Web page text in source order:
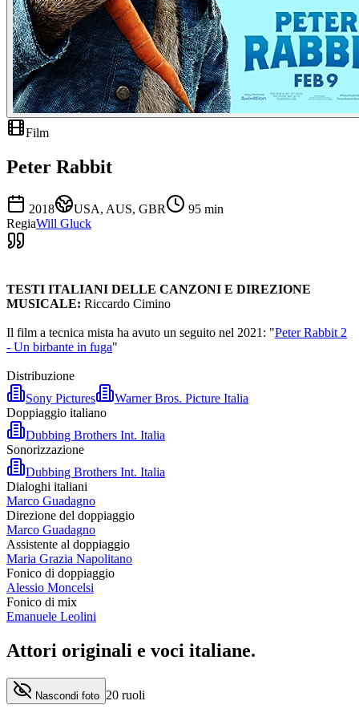
Film
Peter Rabbit
2018 USA, AUS, GBR 95 min
RegiaWill Gluck
TESTI ITALIANI DELLE CANZONI E DIREZIONE
MUSICALE: Riccardo Cimino
Il film a tecnica mista ha avuto un seguito nel 2021: "Peter Rabbit 2
- Un birbante in fuga"
Distribuzione
Sony Pictures
Warner Bros. Picture Italia
Doppiaggio italiano
Dubbing Brothers Int. Italia
Sonorizzazione
Dubbing Brothers Int. Italia
Dialoghi italiani
Marco Guadagno
Direzione del doppiaggio
Marco Guadagno
Assistente al doppiaggio
Maria Grazia Napolitano
Fonico di doppiaggio
Alessio Moncelsi
Fonico di mix
Emanuele Leolini
Attori originali e voci italiane.
Nascondi foto 20 ruoli